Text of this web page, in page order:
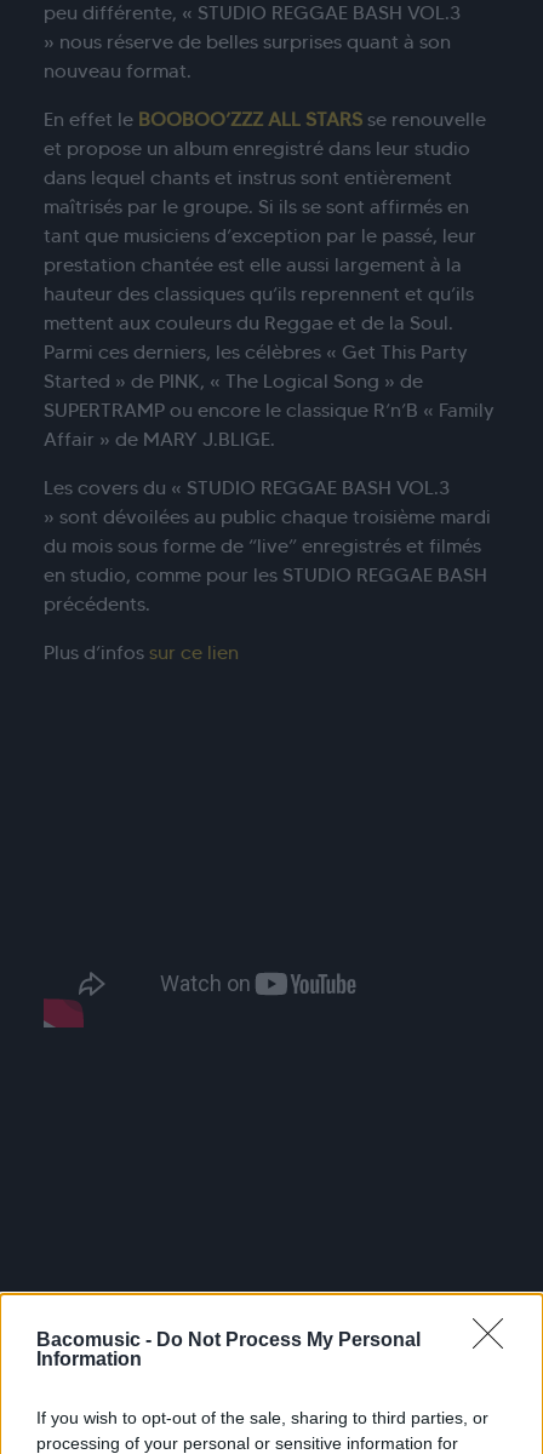
Bacomusic - Do Not Process My Personal
Information
If you wish to opt-out of the sale, sharing to third parties, or
processing of your personal or sensitive information for
peu différente, « STUDIO REGGAE BASH VOL.3
» nous réserve de belles surprises quant à son
nouveau format.
En effet le BOOBOO’ZZZ ALL STARS se renouvelle
et propose un album enregistré dans leur studio
dans lequel chants et instrus sont entièrement
maîtrisés par le groupe. Si ils se sont affirmés en
tant que musiciens d’exception par le passé, leur
prestation chantée est elle aussi largement à la
hauteur des classiques qu’ils reprennent et qu’ils
mettent aux couleurs du Reggae et de la Soul.
Parmi ces derniers, les célèbres « Get This Party
Started » de PINK, « The Logical Song » de
SUPERTRAMP ou encore le classique R’n’B « Family
Affair » de MARY J.BLIGE.
Les covers du « STUDIO REGGAE BASH VOL.3
» sont dévoilées au public chaque troisième mardi
du mois sous forme de “live” enregistrés et filmés
en studio, comme pour les STUDIO REGGAE BASH
précédents.
Plus d’infos sur ce lien